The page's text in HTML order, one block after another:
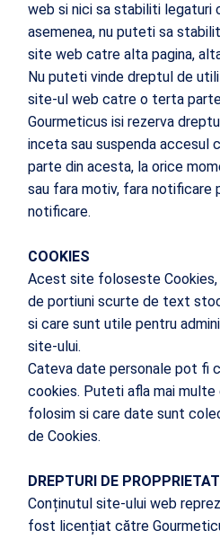
web si nici sa stabiliti legaturi
asemenea, nu puteti sa
site web catre alta pagina,
Nu puteti vinde dreptul de
site-ul web catre o terta
Gourmeticus isi rezerva
inceta sau suspenda accesul
parte din acesta, la orice
sau fara motiv, fara notificare
notificare.
COOKIES
Acest site foloseste
de portiuni scurte de text
si care sunt utile pentru
site-ului.
Cateva date personale pot fi
cookies. Puteti afla mai multe
folosim si care date sunt
de Cookies.
DREPTURI DE
Conținutul site-ului web
fost licențiat către